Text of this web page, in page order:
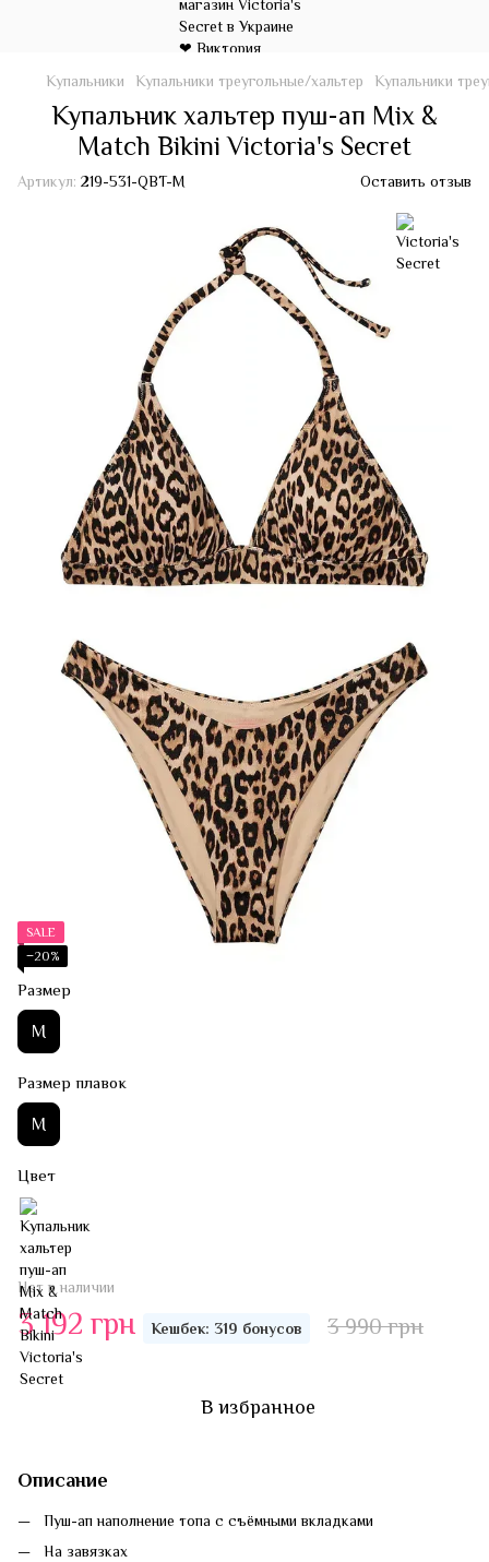
Купальники Купальники треугольные/хальтер Купальники
Купальник хальтер пуш-ап Mix &
Match Bikini Victoria's Secret
Артикул: 219-531-QBT-M Оставить отзыв
SALE
−20%
Размер
M
Размер плавок
M
Цвет
Нет в наличии
3 192 грн Кешбек: 319 бонусов 3 990 грн
В избранное
Описание
Пуш-ап наполнение топа с съёмными вкладками
На завязках